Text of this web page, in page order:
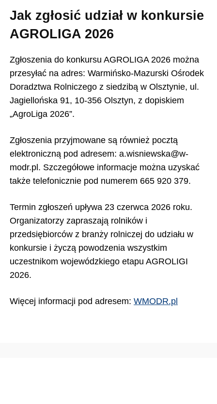
Jak zgłosić udział w konkursie
AGROLIGA 2026
Zgłoszenia do konkursu AGROLIGA 2026 można
przesyłać na adres: Warmińsko-Mazurski Ośrodek
Doradztwa Rolniczego z siedzibą w Olsztynie, ul.
Jagiellońska 91, 10-356 Olsztyn, z dopiskiem
„AgroLiga 2026”.
Zgłoszenia przyjmowane są również pocztą
elektroniczną pod adresem: a.wisniewska@w-
modr.pl. Szczegółowe informacje można uzyskać
także telefonicznie pod numerem 665 920 379.
Termin zgłoszeń upływa 23 czerwca 2026 roku.
Organizatorzy zapraszają rolników i
przedsiębiorców z branży rolniczej do udziału w
konkursie i życzą powodzenia wszystkim
uczestnikom wojewódzkiego etapu AGROLIGI
2026.
Więcej informacji pod adresem: WMODR.pl